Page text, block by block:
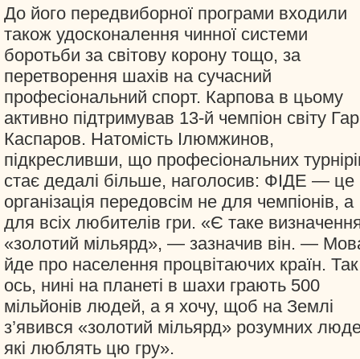
До його передвиборної програми входили
також удосконалення чинної системи
боротьби за світову корону тощо, за
перетворення шахів на сучасний
професіональний спорт. Карпова в цьому
активно підтримував 13-й чемпіон світу
Каспаров. Натомість Ілюмжинов,
підкресливши, що професіональних
стає дедалі більше, наголосив: ФІДЕ — це
організація передовсім не для чемпіонів, а
для всіх любителів гри. «Є таке
«золотий мільярд», — зазначив він. —
йде про населення процвітаючих країн. Так
ось, нині на планеті в шахи грають 500
мільйонів людей, а я хочу, щоб на Землі
з’явився «золотий мільярд» розумних
які люблять цю гру».